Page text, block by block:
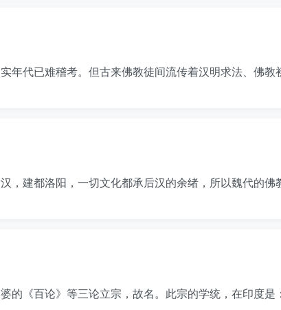
年代已难稽考。但古来佛教徒间流传着汉明求法、佛教
，建都洛阳，一切文化都承后汉的余绪，所以魏代的
的《百论》等三论立宗，故名。此宗的学统，在印度是